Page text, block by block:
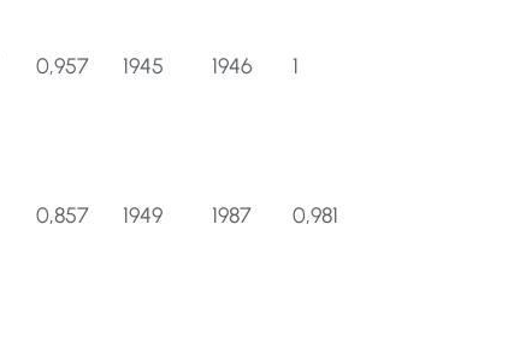
0,957 1945 1946 1
0,857 1949 1987 0,981